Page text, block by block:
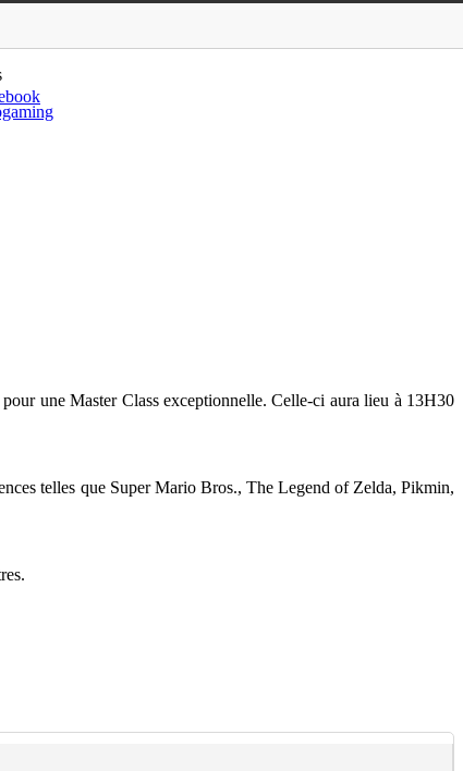
une Master Class exceptionnelle. Celle-ci aura lieu à 13H30
telles que Super Mario Bros., The Legend of Zelda, Pikmin,